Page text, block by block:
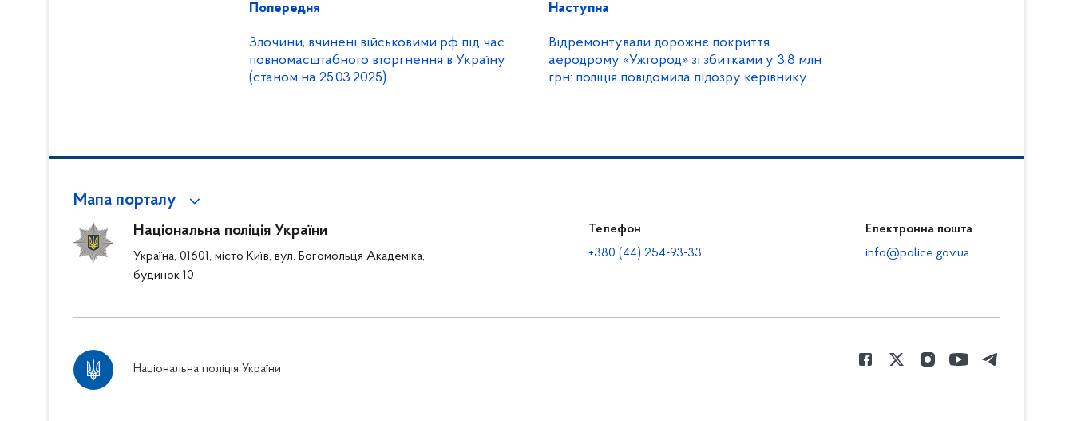
Попередня
Злочини, вчинені військовими рф під час
повномасштабного вторгнення в Україну
(станом на 25.03.2025)
Наступна
Відремонтували дорожнє покриття
аеродрому «Ужгород» зі збитками у 3,8 млн
грн: поліція повідомила підозру керівнику
Мапа порталу
Національна поліція України
Україна, 01601, місто Київ, вул. Богомольця Академіка,
будинок 10
Телефон
+380 (44) 254-93-33
Електронна пошта
info@police.gov.ua
Національна поліція України